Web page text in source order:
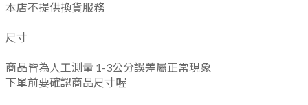
本店不提供換貨服務
尺寸
商品皆為人工測量 1-3公分誤差屬正常現象
下單前要確認商品尺寸喔